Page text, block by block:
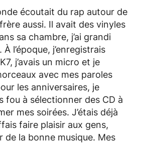
écoutait du rap autour de
aussi. Il avait des vinyles
sa chambre, j’ai grandi
l’époque, j’enregistrais
j’avais un micro et je
avec mes paroles
les anniversaires, je
fou à sélectionner des CD à
mes soirées. J’étais déjà
faire plaisir aux gens,
de la bonne musique. Mes